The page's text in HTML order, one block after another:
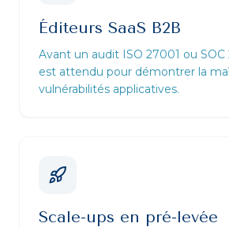
Éditeurs SaaS B2B
Avant un audit ISO 27001 ou
est attendu pour démontrer la
vulnérabilités applicatives.
Scale-ups en pré-levée